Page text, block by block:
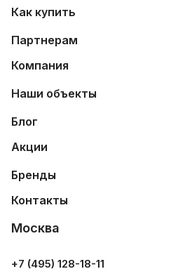
Как купить
Партнерам
Компания
Наши объекты
Блог
Акции
Бренды
Контакты
Москва
+7 (495) 128-18-11